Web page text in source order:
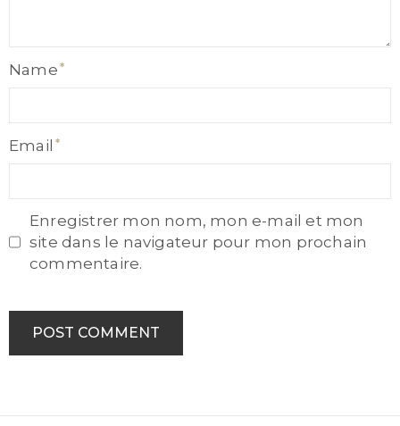
Name
Email
Enregistrer mon nom, mon e-mail et mon
site dans le navigateur pour mon prochain
commentaire.